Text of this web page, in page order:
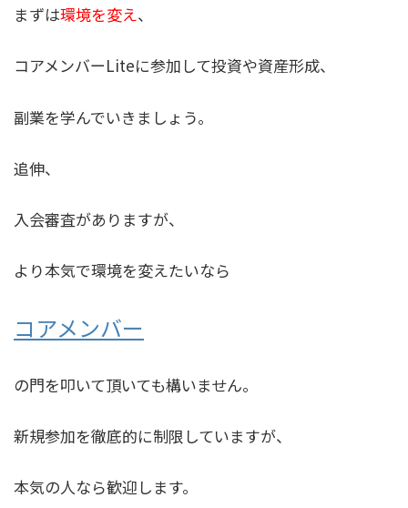
まずは環境を変え、
コアメンバーLiteに参加して投資や資産形成、
副業を学んでいきましょう。
追伸、
入会審査がありますが、
より本気で環境を変えたいなら
コアメンバー
の門を叩いて頂いても構いません。
新規参加を徹底的に制限していますが、
本気の人なら歓迎します。